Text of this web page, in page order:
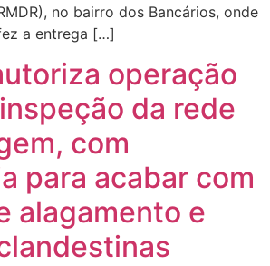
no bairro dos Bancários, onde
a entrega […]
operação
da rede
com
para acabar com
alagamento e